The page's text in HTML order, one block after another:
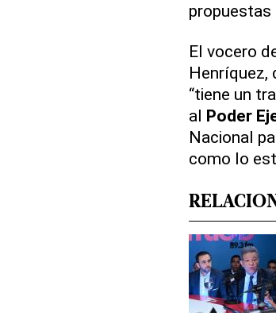
propuestas
El vocero
Henríquez,
“tiene un
al Poder
Nacional
como lo